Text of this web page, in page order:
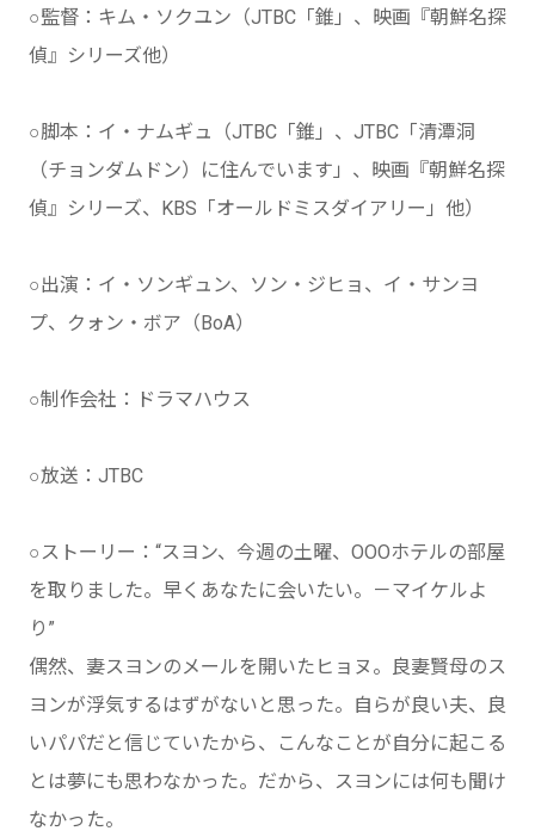
○監督：キム・ソクユン（JTBC「錐」、映画『朝鮮名探
偵』シリーズ他）
○脚本：イ・ナムギュ（JTBC「錐」、JTBC「清潭洞
（チョンダムドン）に住んでいます」、映画『朝鮮名探
偵』シリーズ、KBS「オールドミスダイアリー」他）
○出演：イ・ソンギュン、ソン・ジヒョ、イ・サンヨ
プ、クォン・ボア（BoA）
○制作会社：ドラマハウス
○放送：JTBC
○ストーリー：“スヨン、今週の土曜、OOOホテルの部屋
を取りました。早くあなたに会いたい。－マイケルよ
り”
偶然、妻スヨンのメールを開いたヒョヌ。良妻賢母のス
ヨンが浮気するはずがないと思った。自らが良い夫、良
いパパだと信じていたから、こんなことが自分に起こる
とは夢にも思わなかった。だから、スヨンには何も聞け
なかった。